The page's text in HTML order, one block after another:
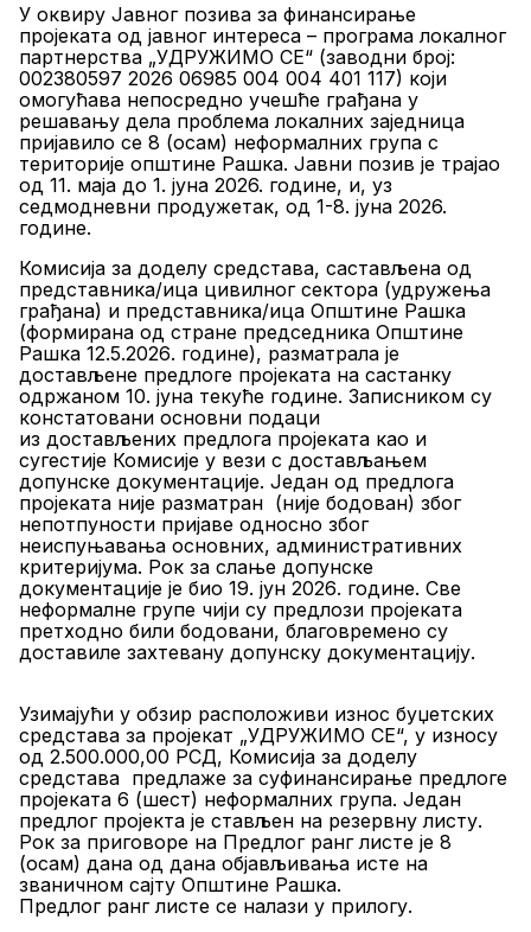
У оквиру Јавног позива за финансирање
пројеката од јавног интереса – програма локалног
партнерства „УДРУЖИМО СЕ“ (заводни број:
002380597 2026 06985 004 004 401 117) који
омогућава непосредно учешће грађана у
решавању дела проблема локалних заједница
пријавило се 8 (осам) неформалних група с
територије општине Рашка. Јавни позив је трајао
од 11. маја до 1. јуна 2026. године, и, уз
седмодневни продужетак, од 1-8. јуна 2026.
године.
Комисија за доделу средстава, састављена од
представника/ица цивилног сектора (удружења
грађана) и представника/ица Општине Рашка
(формирана од стране председника Општине
Рашка 12.5.2026. године), разматрала је
достављене предлоге пројеката на састанку
одржаном 10. јуна текуће године. Записником су
констатовани основни подаци
из достављених предлога пројеката као и
сугестије Комисије у вези с достављањем
допунске документације. Један од предлога
пројеката није разматран (није бодован) због
непотпуности пријаве односно због
неиспуњавања основних, административних
критеријума. Рок за слање допунске
документације је био 19. јун 2026. године. Све
неформалне групе чији су предлози пројеката
претходно били бодовани, благовремено су
доставиле захтевану допунску документацију.
Узимајући у обзир расположиви износ буџетских
средстава за пројекат „УДРУЖИМО СЕ“, у износу
од 2.500.000,00 РСД, Комисија за доделу
средстава предлаже за суфинансирање предлоге
пројеката 6 (шест) неформалних група. Један
предлог пројекта је стављен на резервну листу.
Рок за приговоре на Предлог ранг листе је 8
(осам) дана од дана објављивања исте на
званичном сајту Општине Рашка.
Предлог ранг листе се налази у прилогу.